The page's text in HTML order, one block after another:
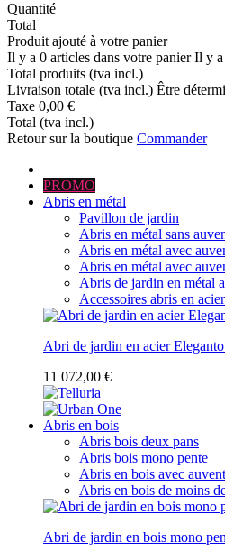
Quantité
Total
Produit ajouté à votre panier
Il y a 0 articles dans votre panierIl y a
Total produits (tva incl.)
Livraison totale (tva incl.) Être
Taxe 0,00 €
Total (tva incl.)
Retour sur la boutique Commander
PROMO
Abris en métal
Pavillon de jardin
Abris en métal sans
Abris en métal avec
Abris en métal avec
Abris de jardin en métal
Accessoires abris en acier
Abri de jardin en acier
11 072,00 €
Abris en bois
Abris bois deux pans
Abris bois mono pente
Abris en bois avec auvent
Abris en bois de moins
Abri de jardin en bois mono